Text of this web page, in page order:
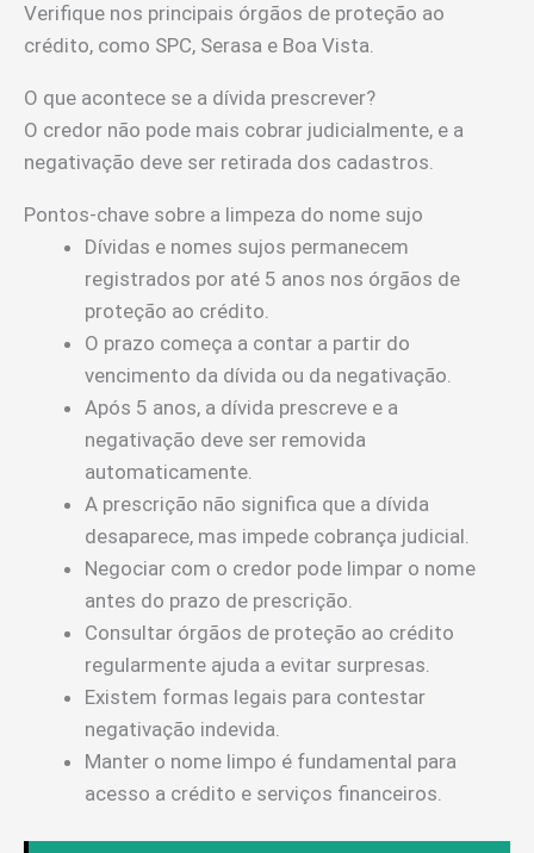
Verifique nos principais órgãos de proteção ao
crédito, como SPC, Serasa e Boa Vista.
O que acontece se a dívida prescrever?
O credor não pode mais cobrar judicialmente, e a
negativação deve ser retirada dos cadastros.
Pontos-chave sobre a limpeza do nome sujo
Dívidas e nomes sujos permanecem
registrados por até 5 anos nos órgãos de
proteção ao crédito.
O prazo começa a contar a partir do
vencimento da dívida ou da negativação.
Após 5 anos, a dívida prescreve e a
negativação deve ser removida
automaticamente.
A prescrição não significa que a dívida
desaparece, mas impede cobrança judicial.
Negociar com o credor pode limpar o nome
antes do prazo de prescrição.
Consultar órgãos de proteção ao crédito
regularmente ajuda a evitar surpresas.
Existem formas legais para contestar
negativação indevida.
Manter o nome limpo é fundamental para
acesso a crédito e serviços financeiros.